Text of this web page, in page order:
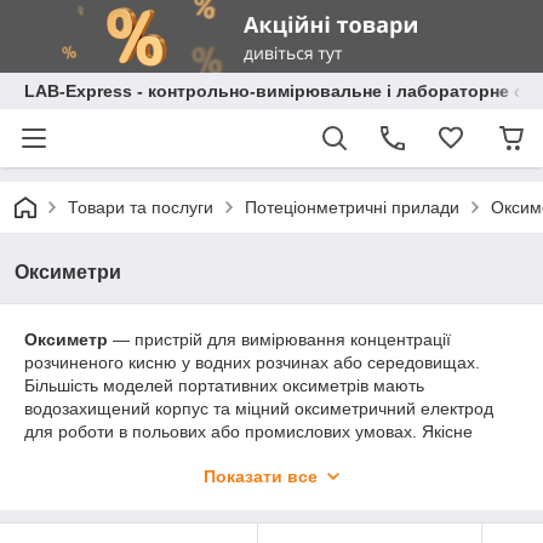
LAB-Express - контрольно-вимірювальне і лабораторне
Товари та послуги Потеціонметричні прилади
Оксиметри
Оксиметр — пристрій для вимірювання концентрації
розчиненого кисню у водних розчинах або середовищах.
Більшість моделей портативних оксиметрів мають
водозахищений корпус та міцний оксиметричний електрод
для роботи в польових або промислових умовах. Якісне
вимірювання навіть в умовах високої каламутності води.
Показати все